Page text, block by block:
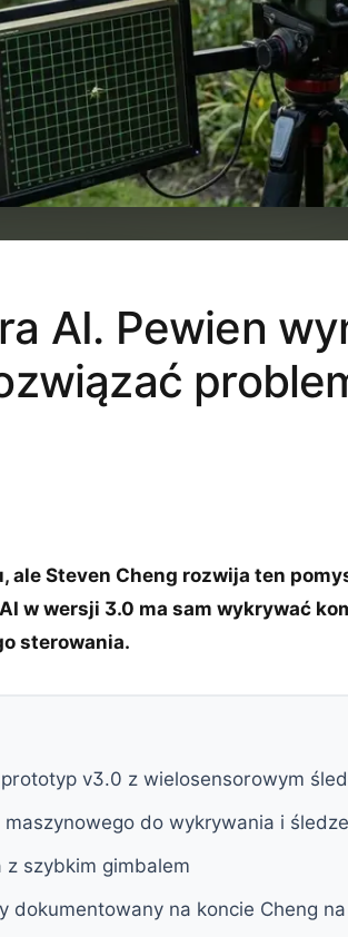
AI. Pewien
Steven Cheng rozwija ten
w wersji 3.0 ma sam wykrywać
sterowania.
prototyp v3.0 z wielosensorowym
do wykrywania i
z szybkim gimbalem
dokumentowany na koncie Cheng